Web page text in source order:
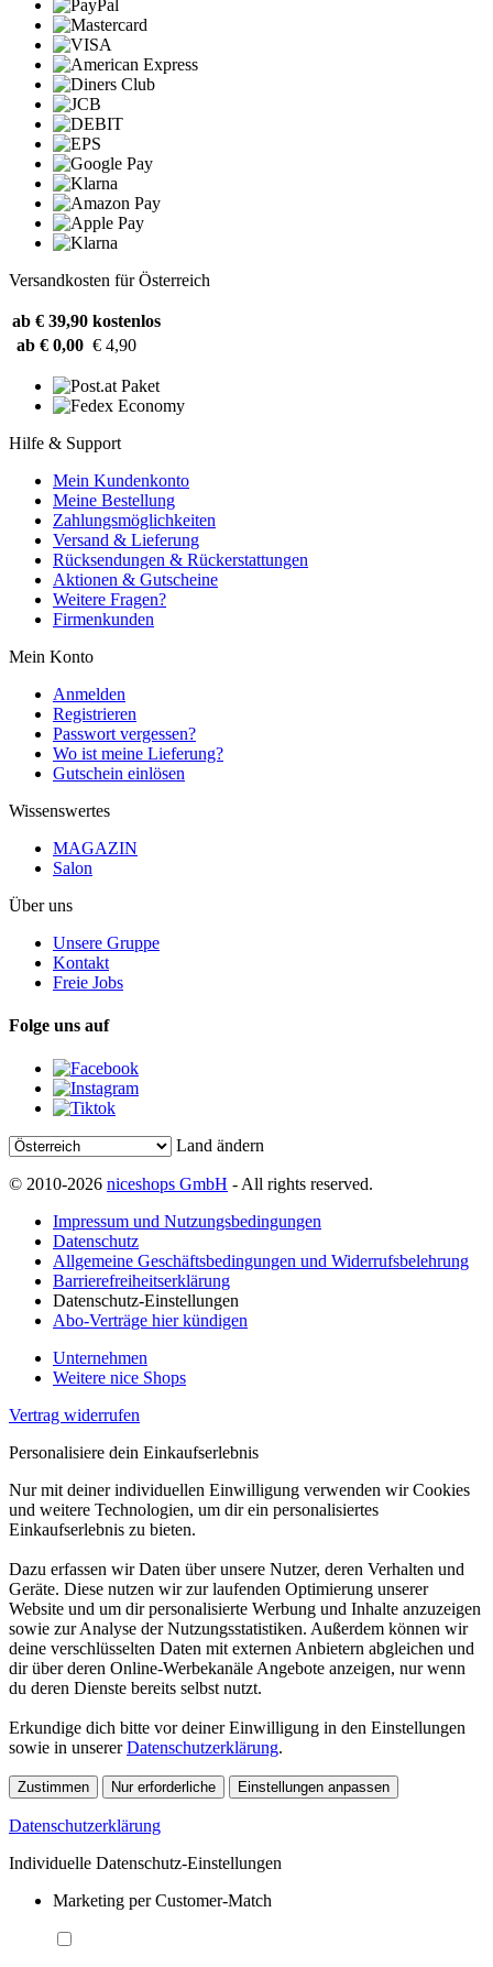
Versandkosten für Österreich
ab € 39,90 kostenlos
ab € 0,00 € 4,90
Hilfe & Support
Mein Kundenkonto
Meine Bestellung
Zahlungsmöglichkeiten
Versand & Lieferung
Rücksendungen & Rückerstattungen
Aktionen & Gutscheine
Weitere Fragen?
Firmenkunden
Mein Konto
Anmelden
Registrieren
Passwort vergessen?
Wo ist meine Lieferung?
Gutschein einlösen
Wissenswertes
MAGAZIN
Salon
Über uns
Unsere Gruppe
Kontakt
Freie Jobs
Folge uns auf
Land ändern
© 2010-2026 niceshops GmbH - All rights reserved.
Impressum und Nutzungsbedingungen
Datenschutz
Allgemeine Geschäftsbedingungen und Widerrufsbelehrung
Barrierefreiheitserklärung
Datenschutz-Einstellungen
Abo-Verträge hier kündigen
Unternehmen
Weitere nice Shops
Vertrag widerrufen
Personalisiere dein Einkaufserlebnis
Nur mit deiner individuellen Einwilligung verwenden wir Cookies
und weitere Technologien, um dir ein personalisiertes
Einkaufserlebnis zu bieten.
Dazu erfassen wir Daten über unsere Nutzer, deren Verhalten und
Geräte. Diese nutzen wir zur laufenden Optimierung unserer
Website und um dir personalisierte Werbung und Inhalte anzuzeigen
sowie zur Analyse der Nutzungsstatistiken. Außerdem können wir
deine verschlüsselten Daten mit externen Anbietern abgleichen und
dir über deren Online-Werbekanäle Angebote anzeigen, nur wenn
du deren Dienste bereits selbst nutzt.
Erkundige dich bitte vor deiner Einwilligung in den Einstellungen
sowie in unsererDatenschutzerklärung.
Zustimmen Nur erforderliche Einstellungen anpassen
Datenschutzerklärung
Individuelle Datenschutz-Einstellungen
Marketing per Customer-Match